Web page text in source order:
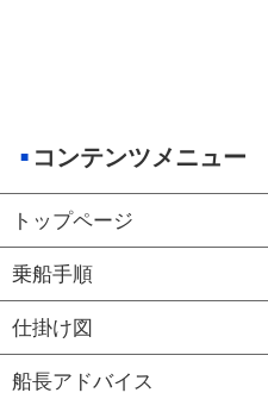
コンテンツメニュー
トップページ
乗船手順
仕掛け図
船長アドバイス